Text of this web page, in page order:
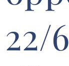
22/